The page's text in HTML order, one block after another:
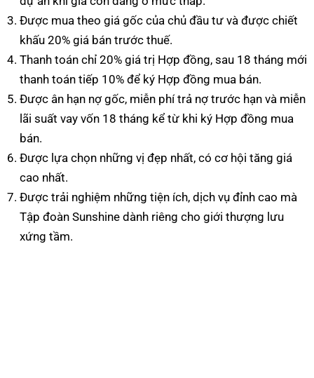
Được mua theo giá gốc của chủ đầu tư và được chiết
khấu 20% giá bán trước thuế.
Thanh toán chỉ 20% giá trị Hợp đồng, sau 18 tháng mới
thanh toán tiếp 10% để ký Hợp đồng mua bán.
Được ân hạn nợ gốc, miễn phí trả nợ trước hạn và miễn
lãi suất vay vốn 18 tháng kể từ khi ký Hợp đồng mua
bán.
Được lựa chọn những vị đẹp nhất, có cơ hội tăng giá
cao nhất.
Được trải nghiệm những tiện ích, dịch vụ đỉnh cao mà
Tập đoàn Sunshine dành riêng cho giới thượng lưu
xứng tầm.